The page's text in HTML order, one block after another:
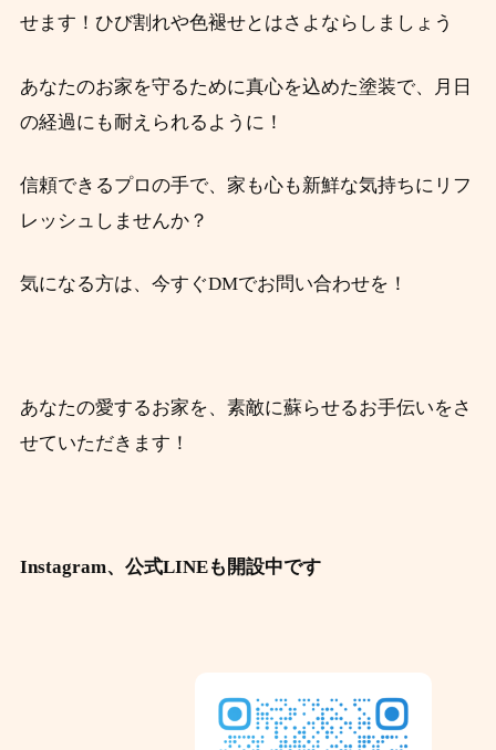
せます！ひび割れや色褪せとはさよならしましょう
あなたのお家を守るために真心を込めた塗装で、月日
の経過にも耐えられるように！ ️
信頼できるプロの手で、家も心も新鮮な気持ちにリフ
レッシュしませんか？
気になる方は、今すぐDMでお問い合わせを！
あなたの愛するお家を、素敵に蘇らせるお手伝いをさ
せていただきます！
Instagram、公式LINEも開設中です